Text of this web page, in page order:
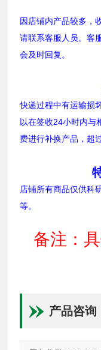
因店铺内产品较多，
请联系客服人员。客
会及时回复。
快递过程中有运输损
以在签收24小时内与
费进行补换产品，超
店铺所有商品仅供科
等。
备注：
产品咨询